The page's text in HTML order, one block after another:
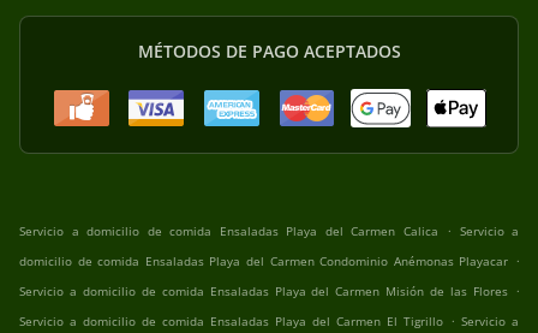
MÉTODOS DE PAGO ACEPTADOS
Servicio a domicilio de comida Ensaladas Playa del Carmen Calica . Servicio a
domicilio de comida Ensaladas Playa del Carmen Condominio Anémonas Playacar .
Servicio a domicilio de comida Ensaladas Playa del Carmen Misión de las Flores .
Servicio a domicilio de comida Ensaladas Playa del Carmen El Tigrillo . Servicio a